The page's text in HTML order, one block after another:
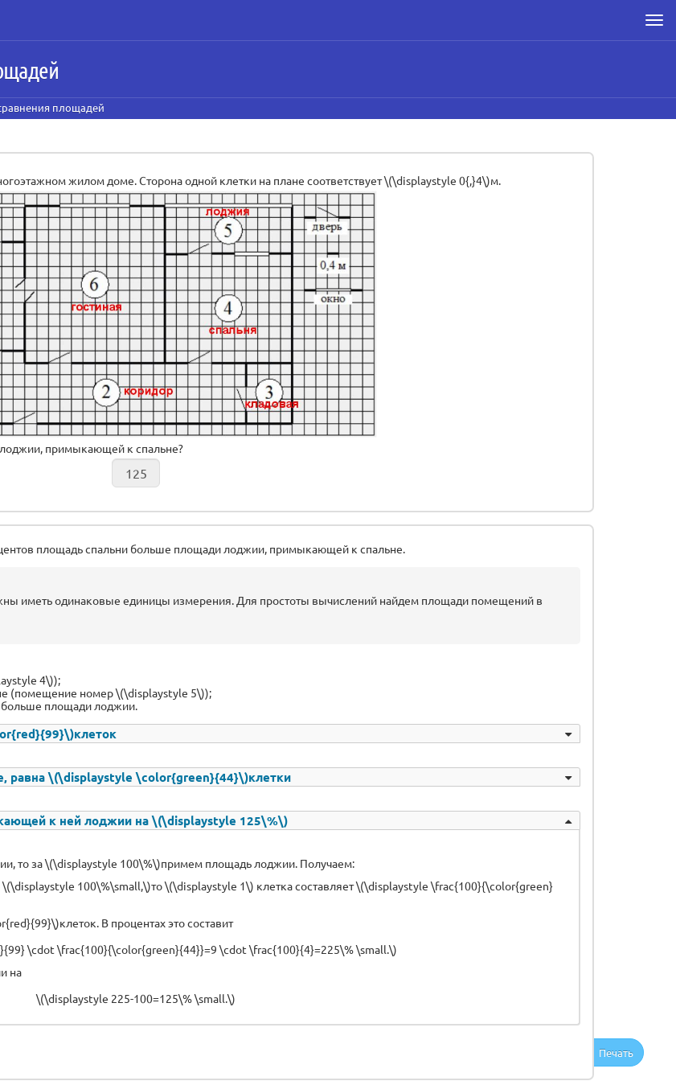
площадей
Печать
жилом доме. Сторона одной клетки на плане соответствует \(\displaystyle 0{,}4\)м.
примыкающей к спальне?
площадь спальни больше площади лоджии, примыкающей к спальне.
иметь одинаковые единицы измерения. Для простоты вычислений найдем площади помещений в
4\));
(помещение номер \(\displaystyle 5\));
больше площади лоджии.
равна \(\displaystyle \color{green}{44}\)клетки
к ней лоджии на \(\displaystyle 125\%\)
то за \(\displaystyle 100\%\)примем площадь лоджии. Получаем:
100\%\small,\)то \(\displaystyle 1\) клетка составляет \(\displaystyle \frac{100}{\color{green}
В процентах это составит
\cdot \frac{100}{\color{green}{44}}=9 \cdot \frac{100}{4}=225\% \small.\)
на
\(\displaystyle 225-100=125\% \small.\)